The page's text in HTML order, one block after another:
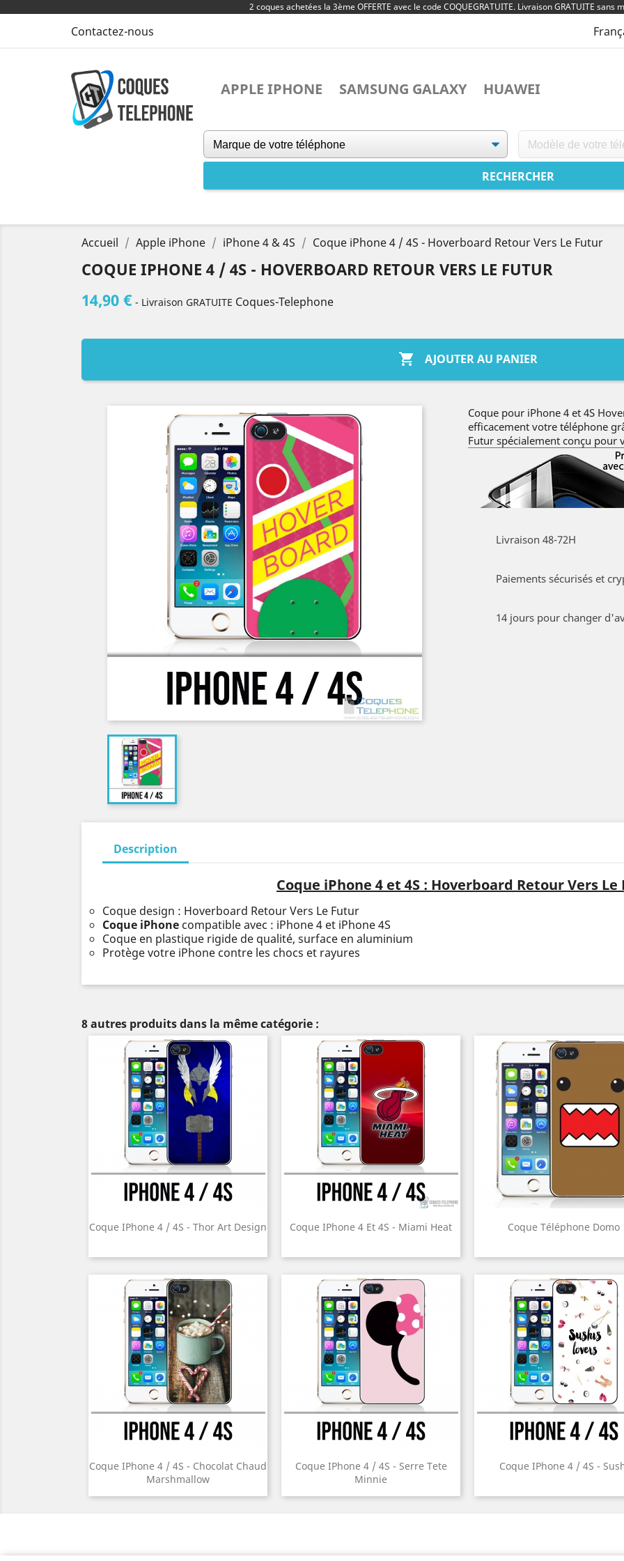
2 coques achetées la 3ème OFFERTE avec le code COQUEGRATUITE. Livraison GRATUITE sans
Contactez-nous
APPLE IPHONE SAMSUNG GALAXY HUAWEI
Accueil Apple iPhone iPhone 4 & 4S Coque iPhone 4 / 4S - Hoverboard Retour Vers Le Futur
COQUE IPHONE 4 / 4S - HOVERBOARD RETOUR VERS LE FUTUR
14,90 € - Livraison GRATUITE Coques-Telephone
 AJOUTER AU PANIER
Coque pour iPhone 4 et 4S
efficacement votre téléphone
Futur spécialement conçu pour
Livraison 48-72H
Paiements sécurisés et
14 jours pour changer
Description
Coque iPhone 4 et 4S : Hoverboard Retour Vers
Coque design : Hoverboard Retour Vers Le Futur
Coque iPhone compatible avec : iPhone 4 et iPhone 4S
Coque en plastique rigide de qualité, surface en aluminium
Protège votre iPhone contre les chocs et rayures
8 autres produits dans la même catégorie :
Coque IPhone 4 / 4S - Thor Art Design Coque IPhone 4 Et 4S - Miami Heat Coque Téléphone Domo
Coque IPhone 4 / 4S - Chocolat Chaud
Marshmallow
Coque IPhone 4 / 4S - Serre Tete
Minnie
Coque IPhone 4 / 4S -